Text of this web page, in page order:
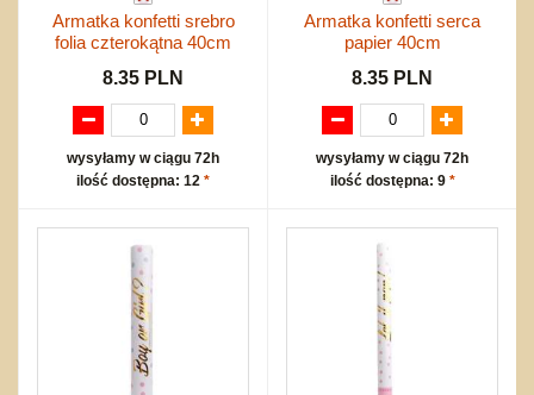
Armatka konfetti srebro
folia czterokątna 40cm
8.35 PLN
wysyłamy w ciągu 72h
ilość dostępna: 12 *
Armatka konfetti serca
papier 40cm
8.35 PLN
wysyłamy w ciągu 72h
ilość dostępna: 9 *